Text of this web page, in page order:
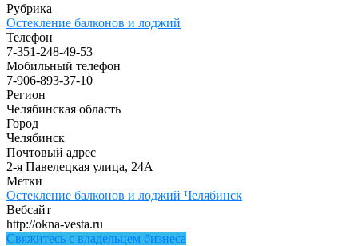
Рубрика
Остекление балконов и лоджий
Телефон
7-351-248-49-53
Мобильный телефон
7-906-893-37-10
Регион
Челябинская область
Город
Челябинск
Почтовый адрес
2-я Павелецкая улица, 24А
Метки
Остекление балконов и лоджий Челябинск
Вебсайт
http://okna-vesta.ru
Свяжитесь с владельцем бизнеса